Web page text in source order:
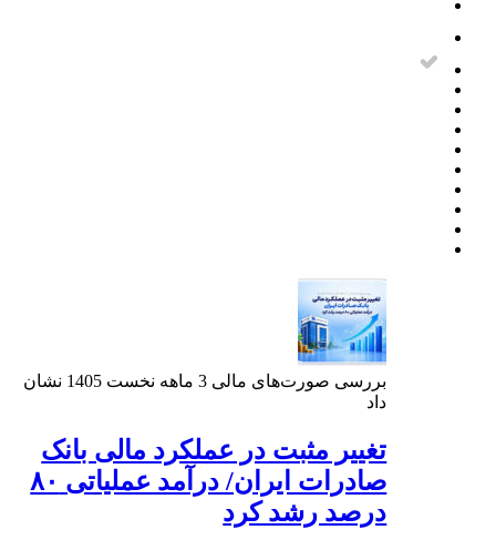
بررسی صورت‌های مالی 3 ماهه نخست 1405 نشان
داد
تغییر مثبت در عملکرد مالی بانک
صادرات ایران/ درآمد عملیاتی ۸۰
درصد رشد کرد